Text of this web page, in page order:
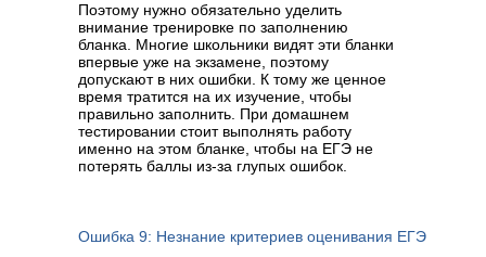
Поэтому нужно обязательно уделить
внимание тренировке по заполнению
бланка. Многие школьники видят эти бланки
впервые уже на экзамене, поэтому
допускают в них ошибки. К тому же ценное
время тратится на их изучение, чтобы
правильно заполнить. При домашнем
тестировании стоит выполнять работу
именно на этом бланке, чтобы на ЕГЭ не
потерять баллы из-за глупых ошибок.
Ошибка 9: Незнание критериев оценивания ЕГЭ